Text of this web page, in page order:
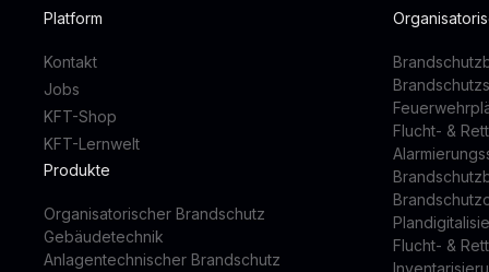
Platform
Kontakt
Jobs
KFT-Shop
KFT-Lernwelt
Produkte
Organisatorischer Brandschutz
Gebäudetechnik
Anlagentechnischer Brandschutz
Flucht- &
Flucht- &